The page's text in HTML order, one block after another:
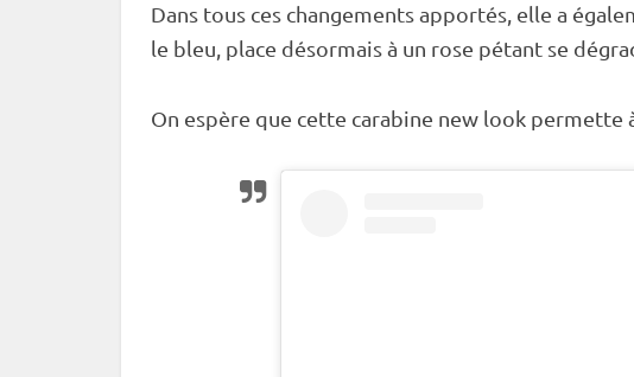
Dans tous ces changements apportés, elle a
le bleu, place désormais à un rose pétant se
On espère que cette carabine new look permette